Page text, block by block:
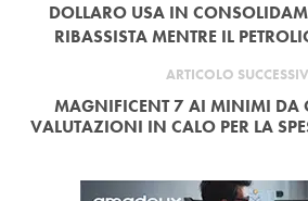
DOLLARO USA IN
RIBASSISTA MENTRE IL
ARTICOLO
MAGNIFICENT 7 AI MINIMI DA
VALUTAZIONI IN CALO PER LA